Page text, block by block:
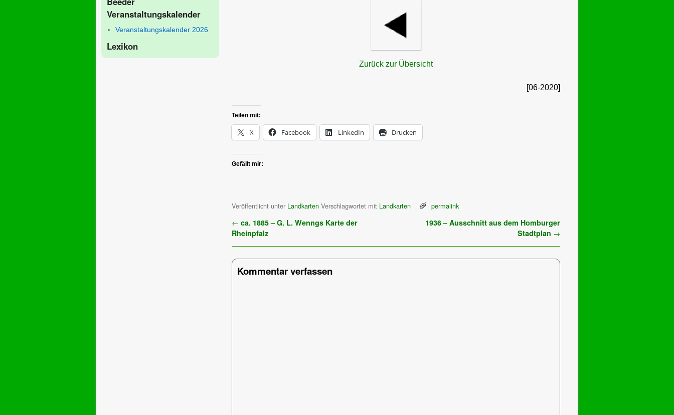
Veranstaltungskalender
Veranstaltungskalender 2026
Lexikon
Zurück zur Übersicht
[06-2020]
Teilen mit:
X Facebook LinkedIn Drucken
Gefällt mir:
Veröffentlicht unter Landkarten Verschlagwortet mit Landkarten permalink
Artikelnavigation
← ca. 1885 – G. L. Wenngs Karte der
Rheinpfalz
1936 – Ausschnitt aus dem Homburger
Stadtplan →
Kommentar verfassen